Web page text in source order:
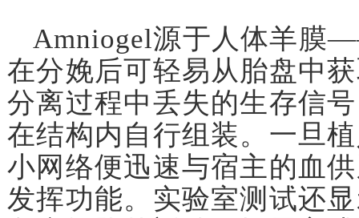
Amniogel源于人体羊膜
在分娩后可轻易从胎盘中
分离过程中丢失的生存信
在结构内自行组装。一旦
小网络便迅速与宿主的血
发挥功能。实验室测试还